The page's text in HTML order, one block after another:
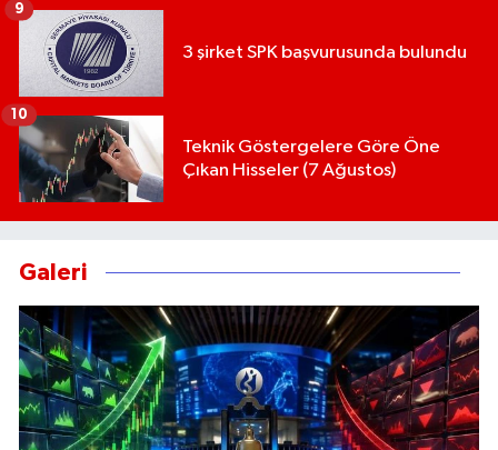
3 şirket SPK başvurusunda bulundu
9
Teknik Göstergelere Göre Öne
Çıkan Hisseler (7 Ağustos)
10
Galeri